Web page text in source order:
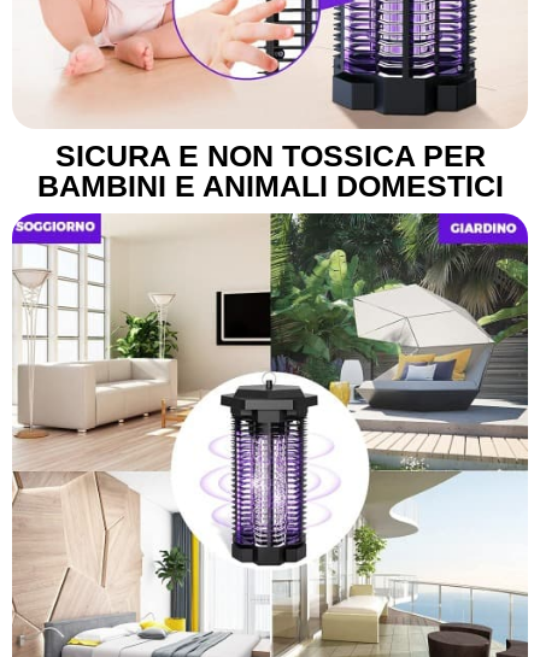
SICURA E NON TOSSICA PER
BAMBINI E ANIMALI DOMESTICI